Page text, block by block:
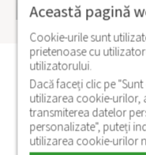
Această pagină
Cookie-urile sunt
prietenoase cu
utilizatorului.
Dacă faceți clic pe
utilizarea cookie-urilor,
transmiterea datelor
personalizate", puteți
utilizarea cookie-urilor